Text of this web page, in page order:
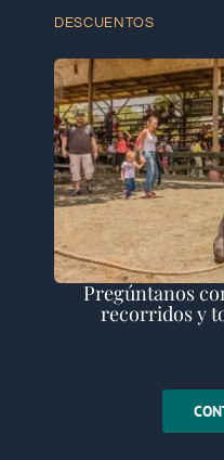
DESCUENTOS
Pregúntanos
recorridos y